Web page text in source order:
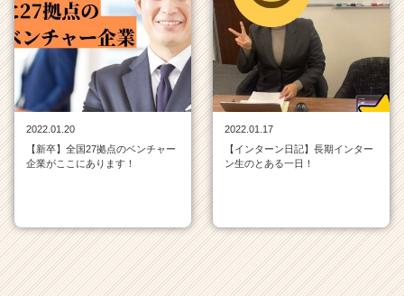
2022.01.20
【新卒】全国27拠点のベンチャー
企業がここにあります！
2022.01.17
【インターン日記】長期インター
ン生のとある一日！